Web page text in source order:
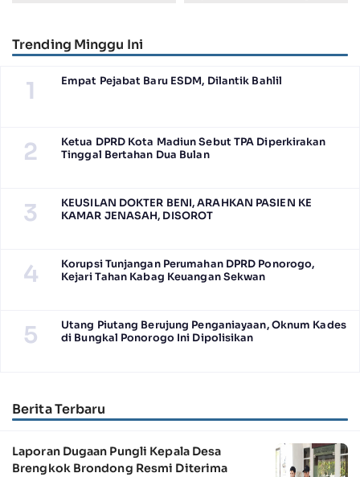
Trending Minggu Ini
1 Empat Pejabat Baru ESDM, Dilantik Bahlil
2
Ketua DPRD Kota Madiun Sebut TPA Diperkirakan
Tinggal Bertahan Dua Bulan
3
KEUSILAN DOKTER BENI, ARAHKAN PASIEN KE
KAMAR JENASAH, DISOROT
4
Korupsi Tunjangan Perumahan DPRD Ponorogo,
Kejari Tahan Kabag Keuangan Sekwan
5
Utang Piutang Berujung Penganiayaan, Oknum Kades
di Bungkal Ponorogo Ini Dipolisikan
Berita Terbaru
Laporan Dugaan Pungli Kepala Desa
Brengkok Brondong Resmi Diterima